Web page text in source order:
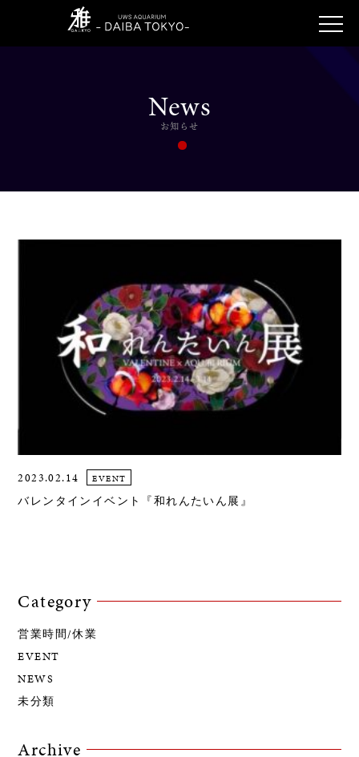
News
お知らせ
2023.02.14 EVENT
バレンタインイベント『和れんたいん展』
Category
営業時間/休業
EVENT
NEWS
未分類
Archive